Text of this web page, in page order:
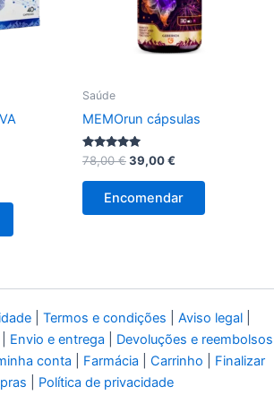
Saúde
MEMOrun cápsulas
Avaliação
4.83
de 5
78,00€O
original
era:
39,00€
é:
Encomendar
Termos e condições Aviso legal
Envio e entrega
Devoluções e reembolsos
conta Farmácia Carrinho
Finalizar
Política de privacidade